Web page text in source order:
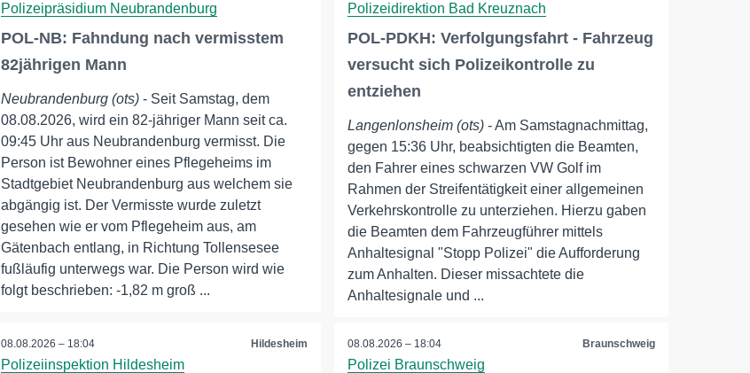
Polizeipräsidium Neubrandenburg
POL-NB: Fahndung nach vermisstem
82jährigen Mann
Neubrandenburg (ots)- Seit Samstag, dem
08.08.2026, wird ein 82-jähriger Mann seit ca.
09:45 Uhr aus Neubrandenburg vermisst. Die
Person ist Bewohner eines Pflegeheims im
Stadtgebiet Neubrandenburg aus welchem sie
abgängig ist. Der Vermisste wurde zuletzt
gesehen wie er vom Pflegeheim aus, am
Gätenbach entlang, in Richtung Tollensesee
fußläufig unterwegs war. Die Person wird wie
folgt beschrieben: -1,82 m groß ...
Polizeidirektion Bad Kreuznach
POL-PDKH: Verfolgungsfahrt - Fahrzeug
versucht sich Polizeikontrolle zu
entziehen
Langenlonsheim (ots) - Am Samstagnachmittag,
gegen 15:36 Uhr, beabsichtigten die Beamten,
den Fahrer eines schwarzen VW Golf im
Rahmen der Streifentätigkeit einer allgemeinen
Verkehrskontrolle zu unterziehen. Hierzu gaben
die Beamten dem Fahrzeugführer mittels
Anhaltesignal "Stopp Polizei" die Aufforderung
zum Anhalten. Dieser missachtete die
Anhaltesignale und ...
08.08.2026 – 18:04 Hildesheim
Polizeiinspektion Hildesheim
08.08.2026 – 18:04 Braunschweig
Polizei Braunschweig